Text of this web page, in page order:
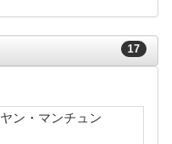
17
ヤン・マンチュン